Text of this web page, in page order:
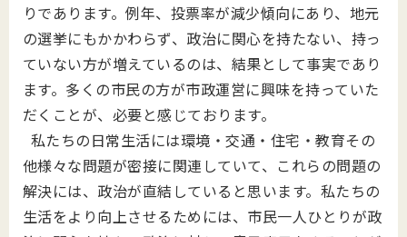
りであります。例年、投票率が減少傾向にあり、地元
の選挙にもかかわらず、政治に関心を持たない、持っ
ていない方が増えているのは、結果として事実であり
ます。多くの市民の方が市政運営に興味を持っていた
だくことが、必要と感じております。
私たちの日常生活には環境・交通・住宅・教育その
他様々な問題が密接に関連していて、これらの問題の
解決には、政治が直結していると思います。私たちの
生活をより向上させるためには、市民一人ひとりが政